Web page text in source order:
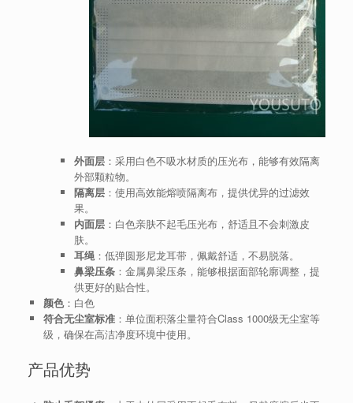
外面层：采用白色不吸水材质的压光布，能够有效隔离
外部颗粒物。
隔离层：使用高效能熔喷隔离布，提供优异的过滤效
果。
内面层：白色亲肤不起毛压光布，舒适且不会刺激皮
肤。
耳绳：低弹圆形尼龙耳带，佩戴舒适，不易脱落。
鼻梁压条：金属鼻梁压条，能够根据面部轮廓调整，提
供更好的贴合性。
颜色：白色
符合无尘室标准：单位面积落尘量符合Class 1000级无尘室等
级，确保在高洁净度环境中使用。
产品优势